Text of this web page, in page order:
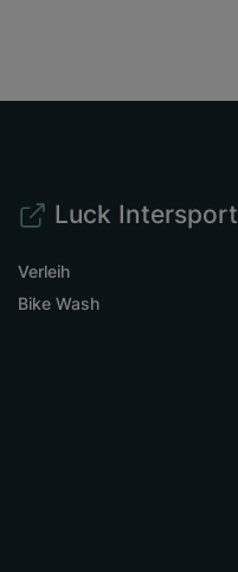
Luck Intersport
Verleih
Bike Wash